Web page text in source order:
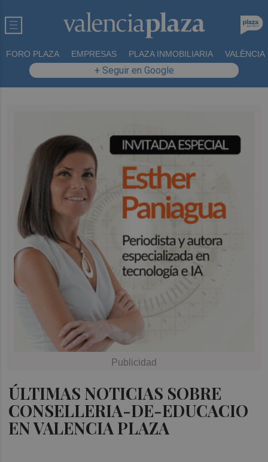
FORO PLAZA EMPRESAS PLAZA INMOBILIARIA VALÈNCIA
+ Seguir en Google
ÚLTIMAS NOTICIAS SOBRE
CONSELLERIA-DE-EDUCACIO
EN VALENCIA PLAZA